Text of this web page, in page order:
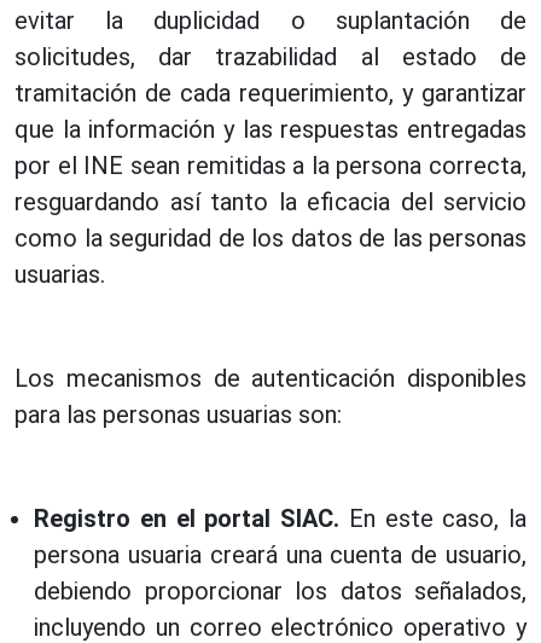
evitar la duplicidad o suplantación de
solicitudes, dar trazabilidad al estado de
tramitación de cada requerimiento, y garantizar
que la información y las respuestas entregadas
por el INE sean remitidas a la persona correcta,
resguardando así tanto la eficacia del servicio
como la seguridad de los datos de las personas
usuarias.
Los mecanismos de autenticación disponibles
para las personas usuarias son:
Registro en el portal SIAC. En este caso, la
persona usuaria creará una cuenta de usuario,
debiendo proporcionar los datos señalados,
incluyendo un correo electrónico operativo y